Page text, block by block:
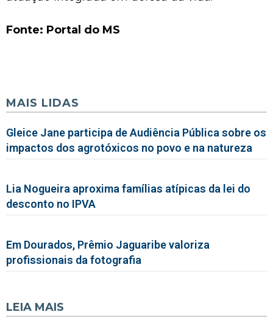
Fonte: Portal do MS
MAIS LIDAS
Gleice Jane participa de Audiência Pública sobre os
impactos dos agrotóxicos no povo e na natureza
Lia Nogueira aproxima famílias atípicas da lei do
desconto no IPVA
Em Dourados, Prêmio Jaguaribe valoriza
profissionais da fotografia
LEIA MAIS